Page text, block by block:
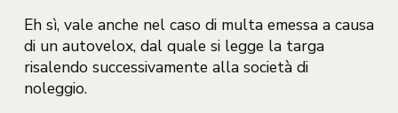
Eh sì, vale anche nel caso di multa emessa a causa
di un autovelox, dal quale si legge la targa
risalendo successivamente alla società di
noleggio.